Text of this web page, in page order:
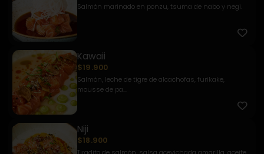
Salmón marinado en ponzu, tsuma de nabo y negi.
Kawaii
$19.900
Salmón, leche de tigre de alcachofas, furikake,
mousse de pa...
Niji
$18.900
Tiradito de salmón, salsa acevichada amarilla, aceite